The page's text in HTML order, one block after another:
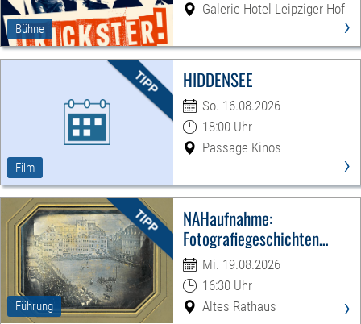
Bühne
Galerie Hotel Leipziger Hof
›
Film
HIDDENSEE
So. 16.08.2026
18:00 Uhr
Passage Kinos
›
Führung
NAHaufnahme:
Fotografiegeschichten
Leipzigs
Mi. 19.08.2026
16:30 Uhr
Altes Rathaus
›